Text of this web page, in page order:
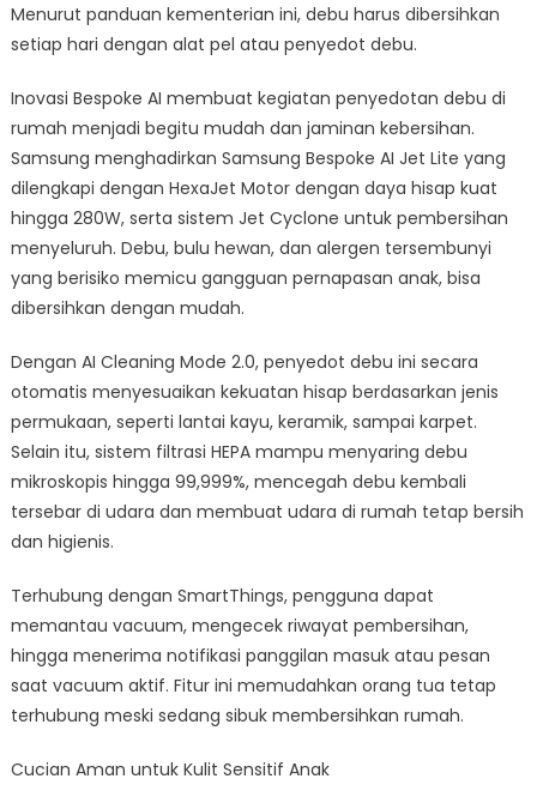
Menurut panduan kementerian ini, debu harus dibersihkan
setiap hari dengan alat pel atau penyedot debu.
Inovasi Bespoke AI membuat kegiatan penyedotan debu di
rumah menjadi begitu mudah dan jaminan kebersihan.
Samsung menghadirkan Samsung Bespoke AI Jet Lite yang
dilengkapi dengan HexaJet Motor dengan daya hisap kuat
hingga 280W, serta sistem Jet Cyclone untuk pembersihan
menyeluruh. Debu, bulu hewan, dan alergen tersembunyi
yang berisiko memicu gangguan pernapasan anak, bisa
dibersihkan dengan mudah.
Dengan AI Cleaning Mode 2.0, penyedot debu ini secara
otomatis menyesuaikan kekuatan hisap berdasarkan jenis
permukaan, seperti lantai kayu, keramik, sampai karpet.
Selain itu, sistem filtrasi HEPA mampu menyaring debu
mikroskopis hingga 99,999%, mencegah debu kembali
tersebar di udara dan membuat udara di rumah tetap bersih
dan higienis.
Terhubung dengan SmartThings, pengguna dapat
memantau vacuum, mengecek riwayat pembersihan,
hingga menerima notifikasi panggilan masuk atau pesan
saat vacuum aktif. Fitur ini memudahkan orang tua tetap
terhubung meski sedang sibuk membersihkan rumah.
Cucian Aman untuk Kulit Sensitif Anak